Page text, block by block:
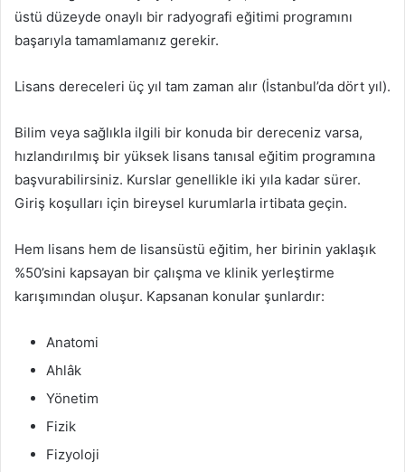
üstü düzeyde onaylı bir radyografi eğitimi programını
başarıyla tamamlamanız gerekir.
Lisans dereceleri üç yıl tam zaman alır (İstanbul’da dört yıl).
Bilim veya sağlıkla ilgili bir konuda bir dereceniz varsa,
hızlandırılmış bir yüksek lisans tanısal eğitim programına
başvurabilirsiniz. Kurslar genellikle iki yıla kadar sürer.
Giriş koşulları için bireysel kurumlarla irtibata geçin.
Hem lisans hem de lisansüstü eğitim, her birinin yaklaşık
%50’sini kapsayan bir çalışma ve klinik yerleştirme
karışımından oluşur. Kapsanan konular şunlardır:
Anatomi
Ahlâk
Yönetim
Fizik
Fizyoloji